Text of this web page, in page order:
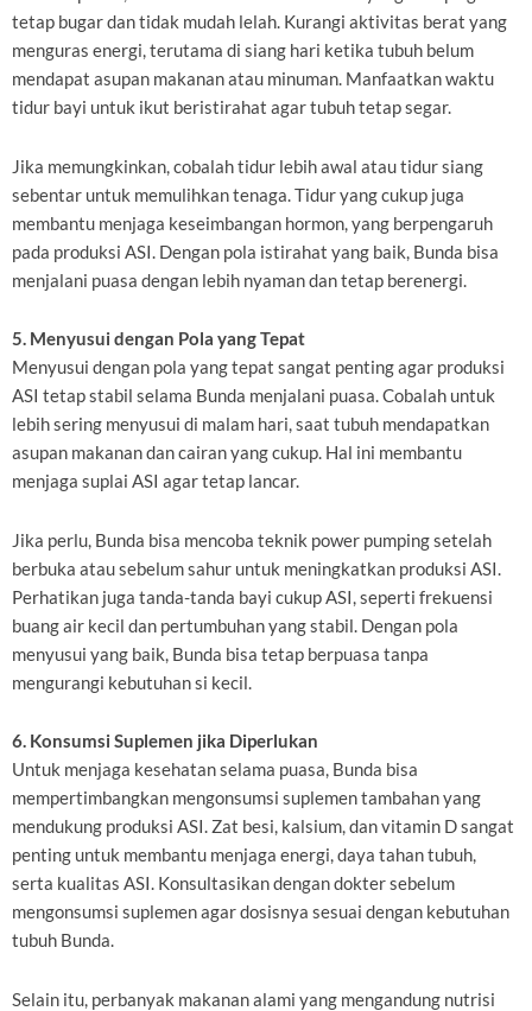
tetap bugar dan tidak mudah lelah. Kurangi aktivitas berat yang
menguras energi, terutama di siang hari ketika tubuh belum
mendapat asupan makanan atau minuman. Manfaatkan waktu
tidur bayi untuk ikut beristirahat agar tubuh tetap segar.
Jika memungkinkan, cobalah tidur lebih awal atau tidur siang
sebentar untuk memulihkan tenaga. Tidur yang cukup juga
membantu menjaga keseimbangan hormon, yang berpengaruh
pada produksi ASI. Dengan pola istirahat yang baik, Bunda bisa
menjalani puasa dengan lebih nyaman dan tetap berenergi.
5. Menyusui dengan Pola yang Tepat
Menyusui dengan pola yang tepat sangat penting agar produksi
ASI tetap stabil selama Bunda menjalani puasa. Cobalah untuk
lebih sering menyusui di malam hari, saat tubuh mendapatkan
asupan makanan dan cairan yang cukup. Hal ini membantu
menjaga suplai ASI agar tetap lancar.
Jika perlu, Bunda bisa mencoba teknik power pumping setelah
berbuka atau sebelum sahur untuk meningkatkan produksi ASI.
Perhatikan juga tanda-tanda bayi cukup ASI, seperti frekuensi
buang air kecil dan pertumbuhan yang stabil. Dengan pola
menyusui yang baik, Bunda bisa tetap berpuasa tanpa
mengurangi kebutuhan si kecil.
6. Konsumsi Suplemen jika Diperlukan
Untuk menjaga kesehatan selama puasa, Bunda bisa
mempertimbangkan mengonsumsi suplemen tambahan yang
mendukung produksi ASI. Zat besi, kalsium, dan vitamin D sangat
penting untuk membantu menjaga energi, daya tahan tubuh,
serta kualitas ASI. Konsultasikan dengan dokter sebelum
mengonsumsi suplemen agar dosisnya sesuai dengan kebutuhan
tubuh Bunda.
Selain itu, perbanyak makanan alami yang mengandung nutrisi